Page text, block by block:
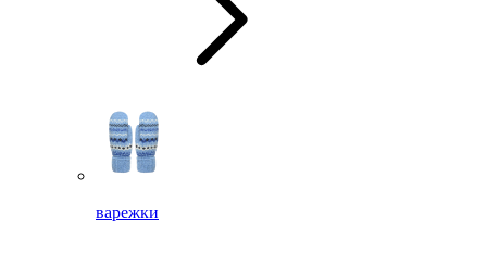
варежки